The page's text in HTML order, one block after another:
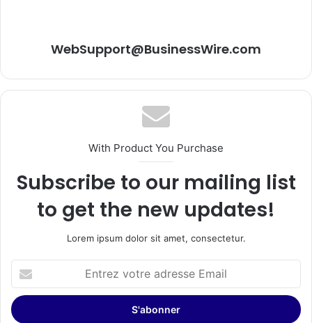
WebSupport@BusinessWire.com
With Product You Purchase
Subscribe to our mailing list
to get the new updates!
Lorem ipsum dolor sit amet, consectetur.
votre
adresse
Email